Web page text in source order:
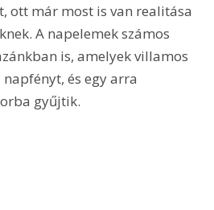
ott már most is van realitása
A napelemek számos
is, amelyek villamos
és egy arra
gyűjtik.